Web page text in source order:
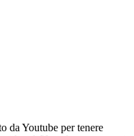
da Youtube per tenere